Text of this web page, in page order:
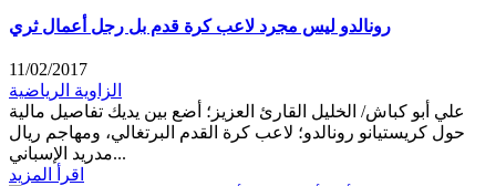
رونالدو ليس مجرد لاعب كرة قدم بل رجل أعمال ثري
11/02/2017
الزاوية الرياضية
علي أبو كباش/ الخليل القارئ العزيز؛ أضع بين يديك تفاصيل مالية
حول كريستيانو رونالدو؛ لاعب كرة القدم البرتغالي، ومهاجم ريال
مدريد الإسباني...
اقرأ المزيد